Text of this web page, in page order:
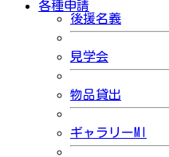
各種申請
後援名義
見学会
物品貸出
ギャラリーMI